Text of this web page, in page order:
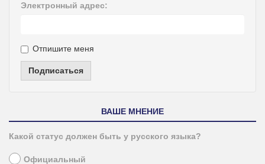
Электронный адрес:
Отпишите меня
Подписаться
ВАШЕ МНЕНИЕ
Какой статус должен быть у русского языка?
Официальный